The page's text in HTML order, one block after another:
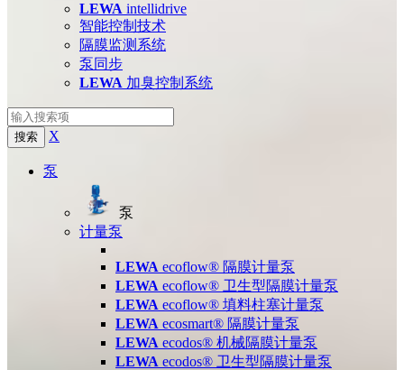
LEWA intellidrive
智能控制技术
隔膜监测系统
泵同步
LEWA 加臭控制系统
搜索 X
泵
泵
计量泵
LEWA ecoflow® 隔膜计量泵
LEWA ecoflow® 卫生型隔膜计量泵
LEWA ecoflow® 填料柱塞计量泵
LEWA ecosmart® 隔膜计量泵
LEWA ecodos® 机械隔膜计量泵
LEWA ecodos® 卫生型隔膜计量泵